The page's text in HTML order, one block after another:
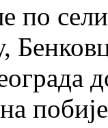
по